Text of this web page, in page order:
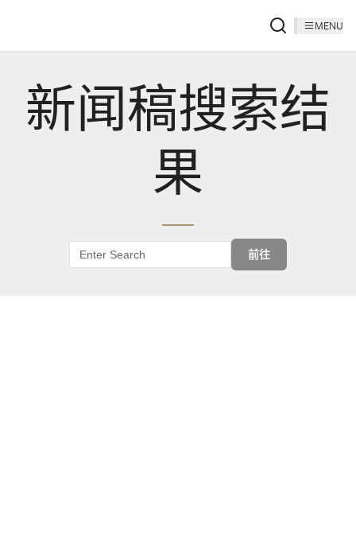
MENU
新闻稿搜索结
果
前往